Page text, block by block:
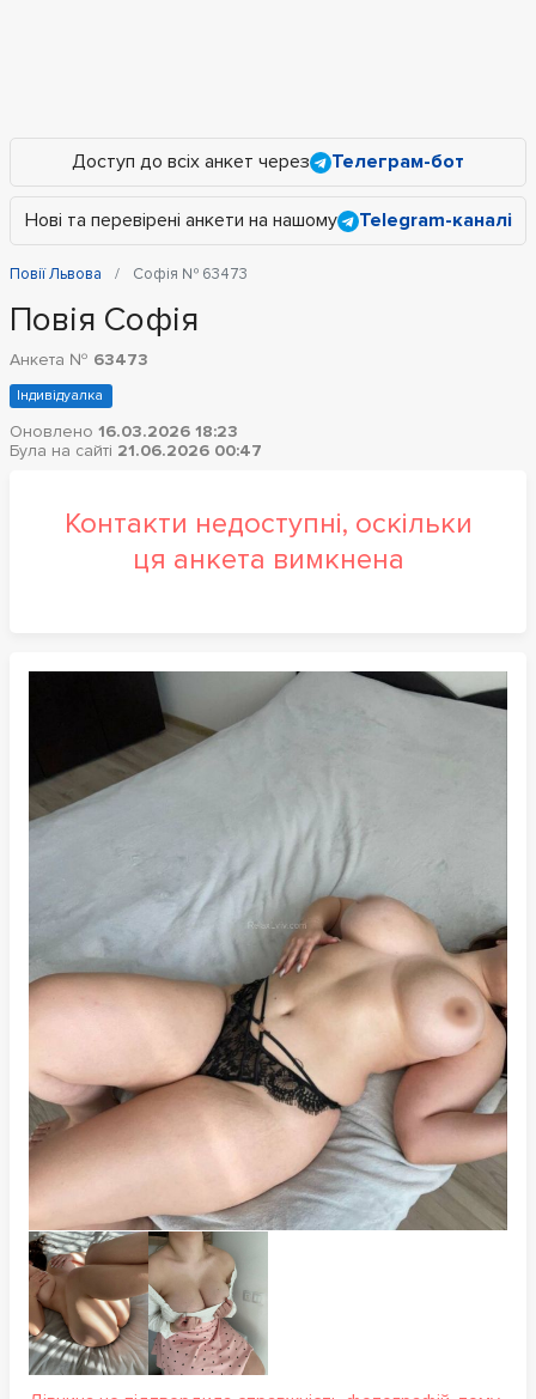
Доступ до всіх анкет через Телеграм-бот
Нові та перевірені анкети на нашому Telegram-каналі
Повії Львова Софія № 63473
Повія Софія
Анкета № 63473
Індивідуалка
Оновлено 16.03.2026 18:23
Була на сайті 21.06.2026 00:47
Контакти недоступні, оскільки
ця анкета вимкнена